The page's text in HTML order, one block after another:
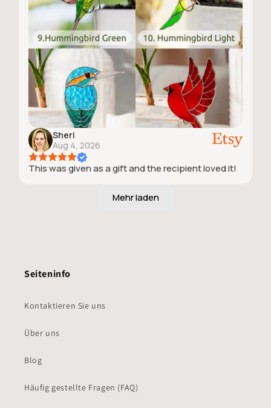
Sheri
Aug 4, 2026
This was given as a gift and the recipient loved it!
Seiteninfo
Kontaktieren Sie uns
Über uns
Blog
Häufig gestellte Fragen (FAQ)